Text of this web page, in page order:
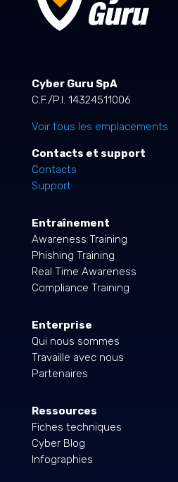
Cyber Guru SpA
C.F./P.I. 14324511006
Voir tous les emplacements
Contacts et support
Contacts
Support
Entraînement
Awareness Training
Phishing Training
Real Time Awareness
Compliance Training
Enterprise
Qui nous sommes
Travaille avec nous
Partenaires
Ressources
Fiches techniques
Cyber Blog
Infographies